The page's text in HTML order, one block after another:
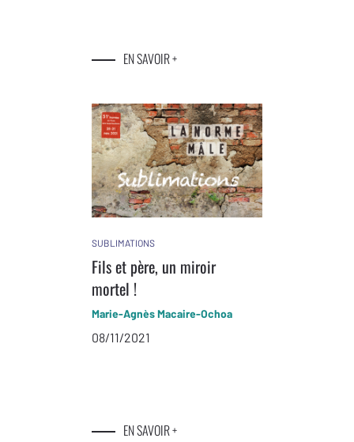
EN SAVOIR +
SUBLIMATIONS
Fils et père, un miroir
mortel !
Marie-Agnès Macaire-Ochoa
08/11/2021
EN SAVOIR +